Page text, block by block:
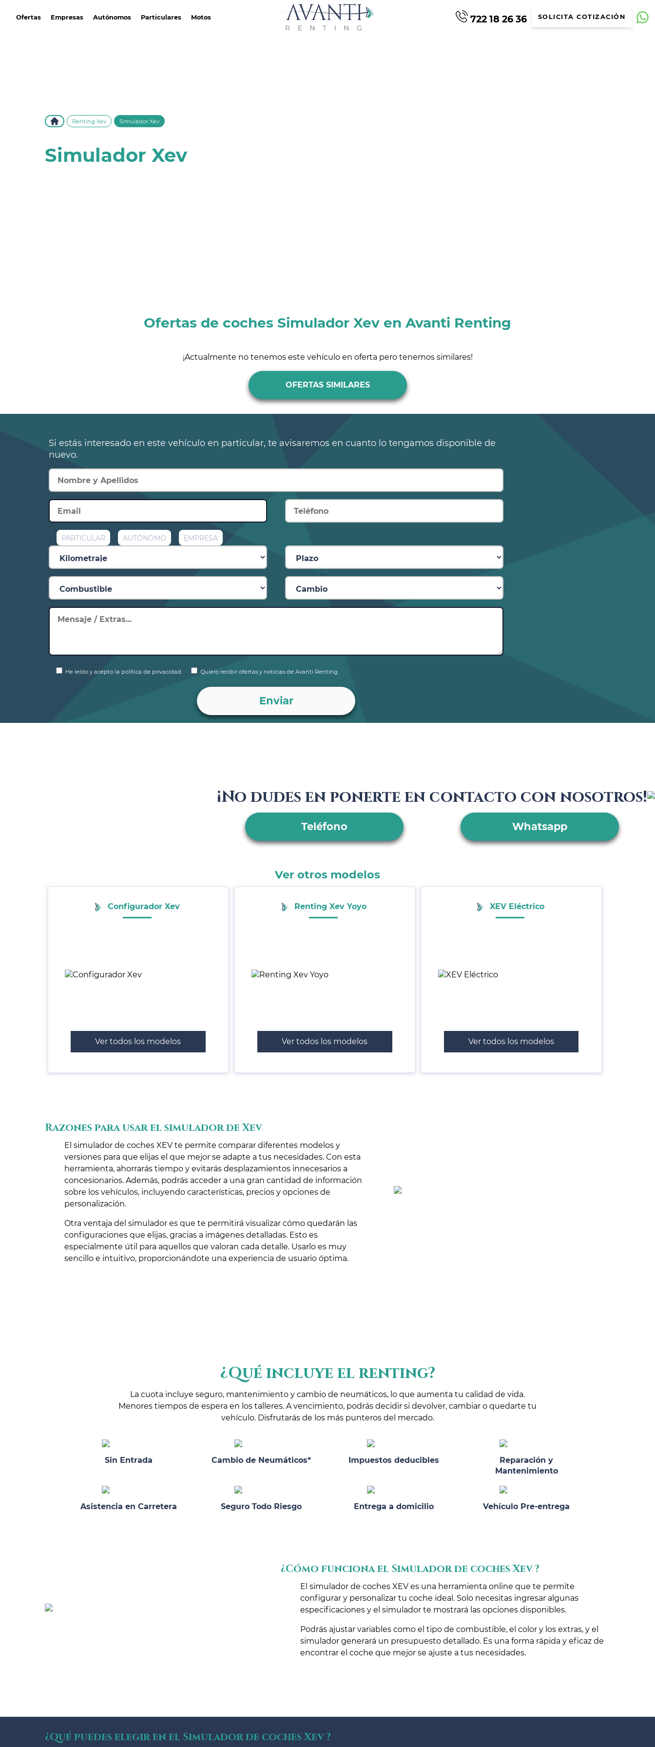
Ofertas Empresas Autónomos Particulares Motos 722 18 26 36 SOLICITA COTIZACIÓN
Renting Xev Simulador Xev
Simulador Xev
Ofertas de coches Simulador Xev en Avanti Renting
¡Actualmente no tenemos este vehículo en oferta pero tenemos similares!
OFERTAS SIMILARES
Si estás interesado en este vehículo en particular, te avisaremos en cuanto lo tengamos disponible de
nuevo.
PARTICULAR AUTÓNOMO EMPRESA
He leído y acepto la política de privacidad. Quiero recibir ofertas y noticias de Avanti Renting.
¡No dudes en ponerte en contacto con nosotros!
Teléfono Whatsapp
Ver otros modelos
Configurador Xev
Ver todos los modelos
Renting Xev Yoyo
Ver todos los modelos
XEV Eléctrico
Ver todos los modelos
Razones para usar el simulador de Xev
El simulador de coches XEV te permite comparar diferentes modelos y
versiones para que elijas el que mejor se adapte a tus necesidades. Con esta
herramienta, ahorrarás tiempo y evitarás desplazamientos innecesarios a
concesionarios. Además, podrás acceder a una gran cantidad de información
sobre los vehículos, incluyendo características, precios y opciones de
personalización.
Otra ventaja del simulador es que te permitirá visualizar cómo quedarán las
configuraciones que elijas, gracias a imágenes detalladas. Esto es
especialmente útil para aquellos que valoran cada detalle. Usarlo es muy
sencillo e intuitivo, proporcionándote una experiencia de usuario óptima.
¿Qué incluye el renting?
La cuota incluye seguro, mantenimiento y cambio de neumáticos, lo que aumenta tu calidad de vida.
Menores tiempos de espera en los talleres. A vencimiento, podrás decidir si devolver, cambiar o quedarte tu
vehículo. Disfrutarás de los más punteros del mercado.
Sin Entrada Cambio de Neumáticos* Impuestos deducibles
Reparación y
Mantenimiento
Asistencia en Carretera Seguro Todo Riesgo Entrega a domicilio Vehículo Pre-entrega
¿Cómo funciona el Simulador de coches Xev ?
El simulador de coches XEV es una herramienta online que te permite
configurar y personalizar tu coche ideal. Solo necesitas ingresar algunas
especificaciones y el simulador te mostrará las opciones disponibles.
Podrás ajustar variables como el tipo de combustible, el color y los extras, y el
simulador generará un presupuesto detallado. Es una forma rápida y eficaz de
encontrar el coche que mejor se ajuste a tus necesidades.
¿Qué puedes elegir en el Simulador de coches Xev ?